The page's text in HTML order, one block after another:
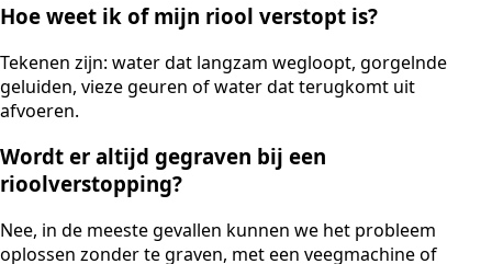
Hoe weet ik of mijn riool verstopt is?
Tekenen zijn: water dat langzam wegloopt, gorgelnde
geluiden, vieze geuren of water dat terugkomt uit
afvoeren.
Wordt er altijd gegraven bij een
rioolverstopping?
Nee, in de meeste gevallen kunnen we het probleem
oplossen zonder te graven, met een veegmachine of